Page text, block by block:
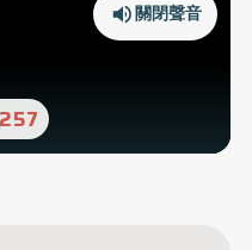
關閉聲音